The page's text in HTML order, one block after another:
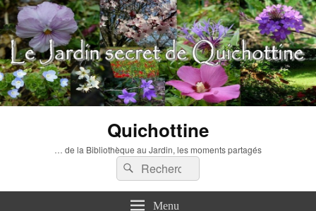
Quichottine
… de la Bibliothèque au Jardin, les moments partagés
Recherche :
Rechercher
Menu